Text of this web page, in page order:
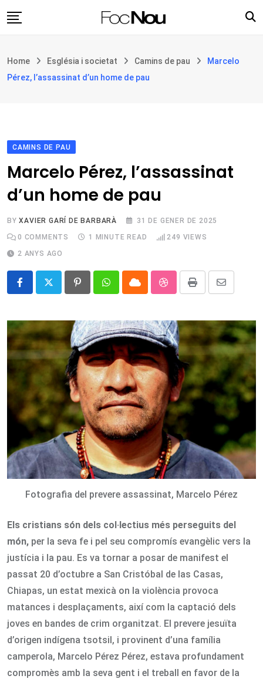
to
Filosofia i teologia
Botiga
Home Església i societat Camins de pau
Marcelo
Pérez, l’assassinat d’un home de pau
CAMINS DE PAU
Marcelo Pérez, l’assassinat
d’un home de pau
BYXAVIER GARÍ DE BARBARÀ
31 DE GENER DE 2025
0 COMMENTS 1 MINUTE READ 249 VIEWS
2 ANYS AGO
PinterestWhatsappCloud StumbleUpon
Print
Share
Email
Fotografia del prevere assassinat, Marcelo Pérez
Els cristians són dels col·lectius més perseguits del
món, per la seva fe i pel seu compromís evangèlic vers la
justícia i la pau. Es va tornar a posar de manifest el
passat 20 d’octubre a San Cristóbal de las Casas,
Chiapas, un estat mexicà on la violència provoca
matances i desplaçaments, així com la captació dels
joves en bandes de crim organitzat. El prevere jesuïta
d’origen indígena tsotsil, i provinent d’una família
camperola, Marcelo Pérez Pérez, estava profundament
compromès amb la seva gent i el treball en favor de la